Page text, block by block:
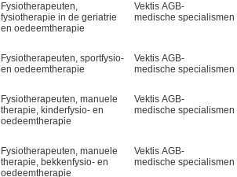
Fysiotherapeuten,
fysiotherapie in de geriatrie
en oedeemtherapie
Vektis AGB-
medische specialismen
Fysiotherapeuten, sportfysio-
en oedeemtherapie
Vektis AGB-
medische specialismen
Fysiotherapeuten, manuele
therapie, kinderfysio- en
oedeemtherapie
Vektis AGB-
medische specialismen
Fysiotherapeuten, manuele
therapie, bekkenfysio- en
oedeemtherapie
Vektis AGB-
medische specialismen